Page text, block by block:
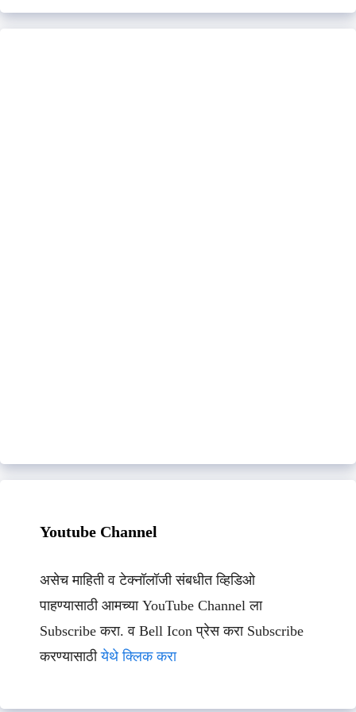
Youtube Channel
असेच माहिती व टेक्नॉलॉजी संबधीत व्हिडिओ
पाहण्यासाठी आमच्या YouTube Channel ला
Subscribe करा. व Bell Icon प्रेस करा Subscribe
करण्यासाठीयेथे क्लिक करा